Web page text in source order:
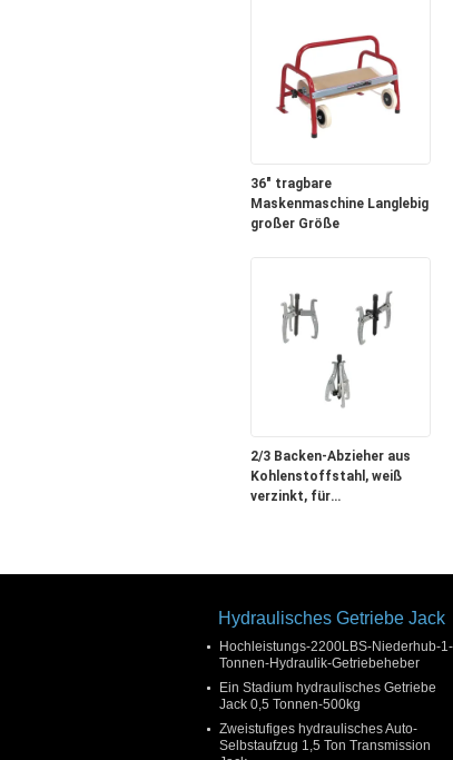
36" tragbare
Maskenmaschine Langlebig
großer Größe
2/3 Backen-Abzieher aus
Kohlenstoffstahl, weiß
verzinkt, für
Hydraulisches Getriebe Jack
Hochleistungs-2200LBS-Niederhub-1-
Tonnen-Hydraulik-Getriebeheber
Ein Stadium hydraulisches Getriebe
Jack 0,5 Tonnen-500kg
Zweistufiges hydraulisches Auto-
Selbstaufzug 1,5 Ton Transmission